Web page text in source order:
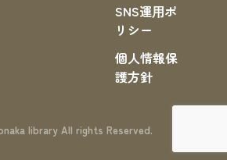
SNS運⽤ポ
リシー
個人情報保
護方針
library All rights Reserved.